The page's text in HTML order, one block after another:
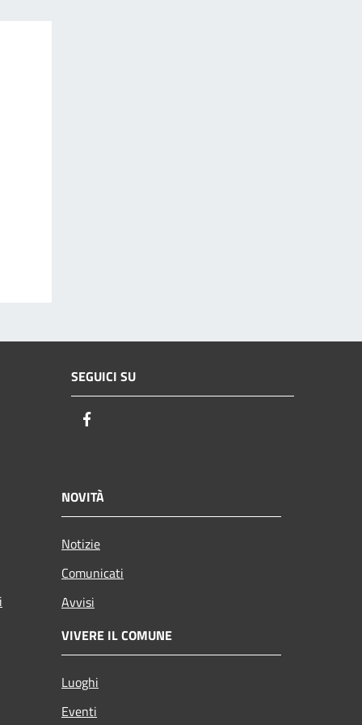
SEGUICI SU
NOVITÀ
Notizie
Comunicati
Avvisi
VIVERE IL COMUNE
Luoghi
Eventi